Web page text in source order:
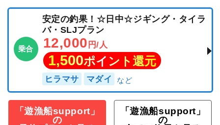
乗合
安定の釣果！☆日中☆ジギング・タイラ
バ・SLJプラン
12,000 円/人
1,500ポイント還元
ヒラマサ マダイ
「遊漁船support」
の
「遊漁船support」
の